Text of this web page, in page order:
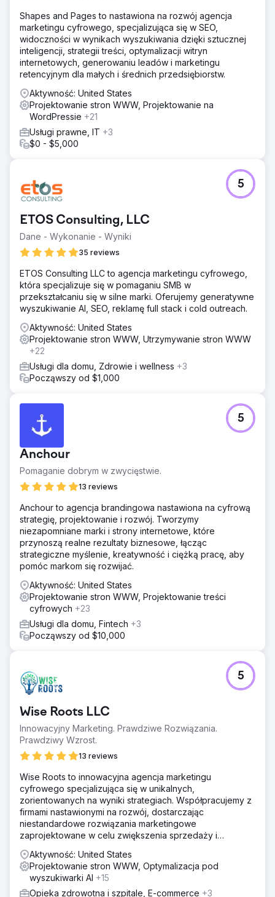
Shapes and Pages to nastawiona na rozwój agencja
marketingu cyfrowego, specjalizująca się w SEO,
widoczności w wynikach wyszukiwania dzięki sztucznej
inteligencji, strategii treści, optymalizacji witryn
internetowych, generowaniu leadów i marketingu
retencyjnym dla małych i średnich przedsiębiorstw.
Aktywność: United States
Projektowanie stron WWW, Projektowanie na
WordPressie +21
Usługi prawne, IT +3
$0 - $5,000
ETOS Consulting, LLC
Dane - Wykonanie - Wyniki
35 reviews
5
ETOS Consulting LLC to agencja marketingu cyfrowego,
która specjalizuje się w pomaganiu SMB w
przekształcaniu się w silne marki. Oferujemy generatywne
wyszukiwanie AI, SEO, reklamę full stack i cold outreach.
Aktywność: United States
Projektowanie stron WWW, Utrzymywanie stron WWW
+22
Usługi dla domu, Zdrowie i wellness +3
Począwszy od $1,000
Anchour
Pomaganie dobrym w zwycięstwie.
13 reviews
5
Anchour to agencja brandingowa nastawiona na cyfrową
strategię, projektowanie i rozwój. Tworzymy
niezapomniane marki i strony internetowe, które
przynoszą realne rezultaty biznesowe, łącząc
strategiczne myślenie, kreatywność i ciężką pracę, aby
pomóc markom się rozwijać.
Aktywność: United States
Projektowanie stron WWW, Projektowanie treści
cyfrowych +23
Usługi dla domu, Fintech +3
Począwszy od $10,000
Wise Roots LLC
Innowacyjny Marketing. Prawdziwe Rozwiązania.
Prawdziwy Wzrost.
13 reviews
5
Wise Roots to innowacyjna agencja marketingu
cyfrowego specjalizująca się w unikalnych,
zorientowanych na wyniki strategiach. Współpracujemy z
firmami nastawionymi na rozwój, dostarczając
niestandardowe rozwiązania marketingowe
zaprojektowane w celu zwiększenia sprzedaży i
Aktywność: United States
Projektowanie stron WWW, Optymalizacja pod
wyszukiwarki AI +15
Opieka zdrowotna i szpitale, E-commerce +3